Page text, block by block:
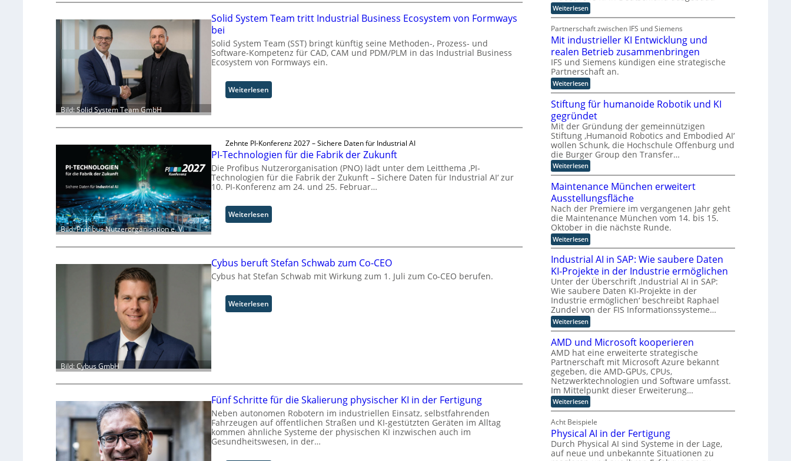
m
a
i
n
g
w
ä
c
h
w
i
t
e
r
Bild: Solid System Team GmbH
Solid System Team tritt Industrial Business Ecosystem von Formways
bei
Solid System Team (SST) bringt künftig seine Methoden-, Prozess- und
Software-Kompetenz für CAD, CAM und PDM/PLM in das Industrial Business
Ecosystem von Formways ein.
Weiterlesen
S
d
S
y
s
t
T
a
t
r
t
i
a
l
B
u
Bild: Profibus Nutzerorganisation e. V.
Zehnte PI-Konferenz 2027 – Sichere Daten für Industrial AI
PI-Technologien für die Fabrik der Zukunft
Die Profibus Nutzerorganisation (PNO) lädt unter dem Leitthema ‚PI-
Technologien für die Fabrik der Zukunft – Sichere Daten für Industrial AI‘ zur
10. PI-Konferenz am 24. und 25. Februar…
Weiterlesen
P
-
T
e
c
o
n
ü
r
d
i
Bild: Cybus GmbH
Cybus beruft Stefan Schwab zum Co-CEO
Cybus hat Stefan Schwab mit Wirkung zum 1. Juli zum Co-CEO berufen.
Weiterlesen
C
e
u
f
t
S
Fünf Schritte für die Skalierung physischer KI in der Fertigung
Neben autonomen Robotern im industriellen Einsatz, selbstfahrenden
Fahrzeugen auf öffentlichen Straßen und KI-gestützten Geräten im Alltag
kommen ähnliche Systeme der physischen KI inzwischen auch im
Gesundheitswesen, in der…
s
l
i
c
h
e
r
I
n
t
e
l
l
i
g
n
z
z
u
o
p
i
m
e
r
t
e
n
L
o
g
i
s
t
i
k
p
r
o
n
d
e
r
D
A
C
H
-
I
n
d
u
s
t
r
e
z
u
t
e
n
t
s
t
a
t
t
k
l
a
s
s
i
s
c
h
e
Z
e
t
i
f
z
i
e
r
u
n
g
s
v
e
r
f
a
h
r
e
n
Weiterlesen:
P
a
t
t
f
o
r
m
I
n
d
u
s
t
r
i
e
4
.
r
i
c
h
t
e
t
F
o
k
u
s
a
u
f
i
n
d
u
s
t
r
i
e
l
l
e
K
I
Partnerschaft zwischen IFS und Siemens
Mit industrieller KI Entwicklung und
realen Betrieb zusammenbringen
IFS und Siemens kündigen eine strategische
Partnerschaft an.
Weiterlesen:
M
i
t
i
n
d
u
s
t
r
i
l
l
e
r
K
I
E
n
w
i
c
k
l
u
n
g
u
n
d
r
e
a
l
e
n
B
e
t
i
e
b
Stiftung für humanoide Robotik und KI
gegründet
Mit der Gründung der gemeinnützigen
Stiftung ‚Humanoid Robotics and Embodied AI‘
wollen Schunk, die Hochschule Offenburg und
die Burger Group den Transfer…
Weiterlesen:
S
i
f
t
u
n
g
f
ü
r
h
u
m
a
n
o
i
d
e
R
o
b
o
t
i
k
u
n
d
K
g
e
g
Maintenance München erweitert
Ausstellungsfläche
Nach der Premiere im vergangenen Jahr geht
die Maintenance München vom 14. bis 15.
Oktober in die nächste Runde.
Weiterlesen:
M
a
i
n
t
e
n
a
n
c
e
M
ü
n
c
h
e
n
e
r
w
e
i
t
e
r
Industrial AI in SAP: Wie saubere Daten
KI-Projekte in der Industrie ermöglichen
Unter der Überschrift ‚Industrial AI in SAP:
Wie saubere Daten KI-Projekte in der
Industrie ermöglichen‘ beschreibt Raphael
Zundel von der FIS Informationssysteme…
Weiterlesen:
I
n
d
u
s
t
r
i
a
l
A
I
n
S
A
AMD und Microsoft kooperieren
AMD hat eine erweiterte strategische
Partnerschaft mit Microsoft Azure bekannt
gegeben, die AMD-GPUs, CPUs,
Netzwerktechnologien und Software umfasst.
Im Mittelpunkt dieser Erweiterung…
Weiterlesen:
A
M
D
u
n
d
M
Acht Beispiele
Physical AI in der Fertigung
Durch Physical AI sind Systeme in der Lage,
auf neue und unbekannte Situationen zu